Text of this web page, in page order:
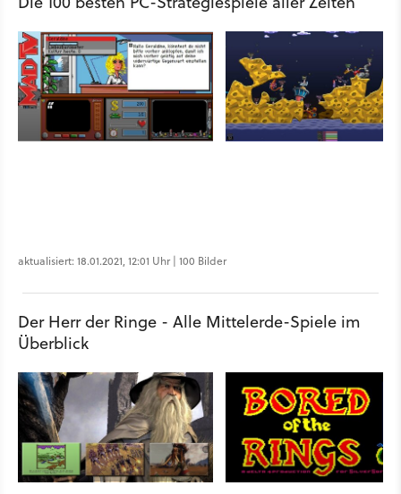
aktualisiert: 18.01.2021, 12:01 Uhr | 100 Bilder
Der Herr der Ringe - Alle Mittelerde-Spiele im
Überblick